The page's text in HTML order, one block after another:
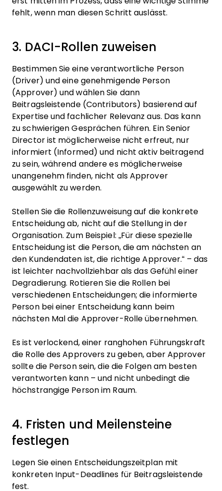
fehlt, wenn man diesen Schritt auslässt.
3. DACI-Rollen zuweisen
Bestimmen Sie eine verantwortliche Person
(Driver) und eine genehmigende Person
(Approver) und wählen Sie dann
Beitragsleistende (Contributors) basierend auf
Expertise und fachlicher Relevanz aus. Das kann
zu schwierigen Gesprächen führen. Ein Senior
Director ist möglicherweise nicht erfreut, nur
informiert (Informed) und nicht aktiv beitragend
zu sein, während andere es möglicherweise
unangenehm finden, nicht als Approver
ausgewählt zu werden.
Stellen Sie die Rollenzuweisung auf die konkrete
Entscheidung ab, nicht auf die Stellung in der
Organisation. Zum Beispiel: „Für diese spezielle
Entscheidung ist die Person, die am nächsten an
den Kundendaten ist, die richtige Approver.“ – das
ist leichter nachvollziehbar als das Gefühl einer
Degradierung. Rotieren Sie die Rollen bei
verschiedenen Entscheidungen; die informierte
Person bei einer Entscheidung kann beim
nächsten Mal die Approver-Rolle übernehmen.
Es ist verlockend, einer ranghohen Führungskraft
die Rolle des Approvers zu geben, aber Approver
sollte die Person sein, die die Folgen am besten
verantworten kann – und nicht unbedingt die
höchstrangige Person im Raum.
4. Fristen und Meilensteine
festlegen
Legen Sie einen Entscheidungszeitplan mit
konkreten Input-Deadlines für Beitragsleistende
fest.